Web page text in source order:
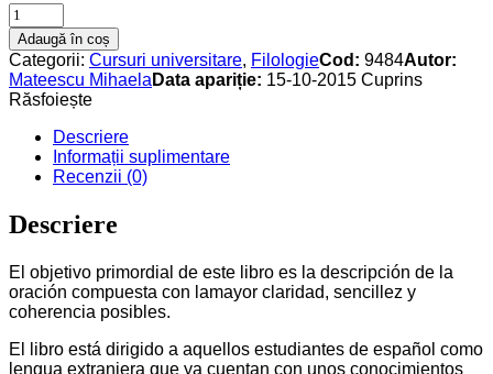
La
oracion
compuesta:
coordinacion
y
subordinacion
quantity
Adaugă în coș
Categorii: Cursuri universitare, FilologieCod: 9484Autor:
Mateescu Mihaela Data apariție: 15-10-2015 Cuprins
Răsfoiește
Descriere
Informații suplimentare
Recenzii (0)
Descriere
El objetivo primordial de este libro es la descripción de la
oración compuesta con lamayor claridad, sencillez y
coherencia posibles.
El libro está dirigido a aquellos estudiantes de español como
lengua extranjera que ya cuentan con unos conocimientos